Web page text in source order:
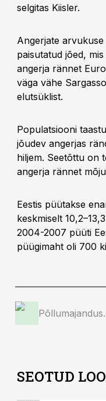
selgitas Kiisler.
Angerjate
paisutatud jõed,
angerja rännet
väga vähe
elutsüklist.
Populatsiooni
jõudev angerjas
hiljem. Seetõttu on
angerja rännet
Eestis püütakse
keskmiselt
2004-2007 püüti
püügimaht oli 700
SEOTUD